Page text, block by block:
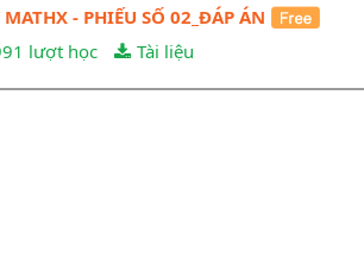
- PHIẾU SỐ 02_ĐÁP ÁN
lượt học Tài liệu